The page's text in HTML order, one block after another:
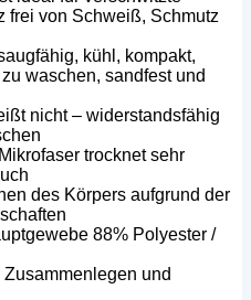
frei von Schweiß, Schmutz
kühl, kompakt,
waschen, sandfest und
nicht – widerstandsfähig
trocknet sehr
des Körpers aufgrund der
88% Polyester /
und